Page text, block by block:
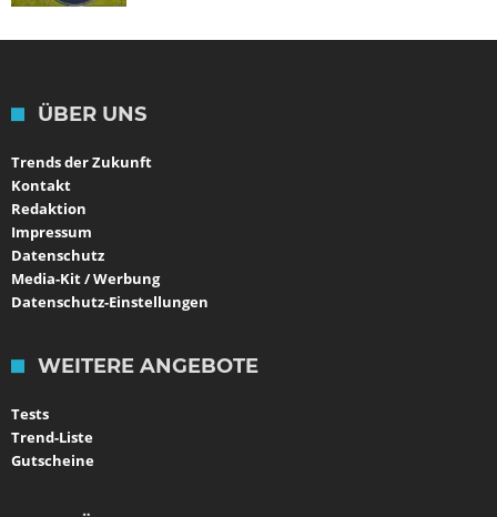
ÜBER UNS
Trends der Zukunft
Kontakt
Redaktion
Impressum
Datenschutz
Media-Kit / Werbung
Datenschutz-Einstellungen
WEITERE ANGEBOTE
Tests
Trend-Liste
Gutscheine